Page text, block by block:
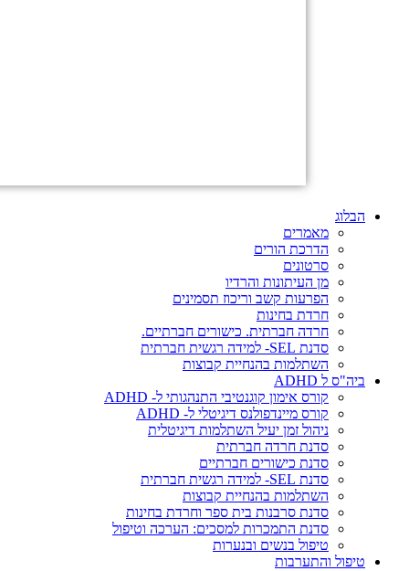
הבלוג
מאמרים
הדרכת הורים
סרטונים
מן העיתונות והרדיו
הפרעות קשב וריכוז תסמינים
חרדת בחינות
חרדה חברתית. כישורים חברתיים.
סדנת SEL- למידה רגשית חברתית
השתלמות בהנחיית קבוצות
ביה"ס ל ADHD
קורס אימון קוגנטיבי התנהגותי ל- ADHD
קורס מיינדפולנס דיגיטלי ל- ADHD
ניהול זמן יעיל השתלמות דיגיטלית
סדנת חרדה חברתית
סדנת כישורים חברתיים
סדנת SEL- למידה רגשית חברתית
השתלמות בהנחיית קבוצות
סדנת סרבנות בית ספר וחרדת בחינות
סדנת התמכרות למסכים: הערכה וטיפול
טיפול בנשים ובנערות
טיפול והתערבות